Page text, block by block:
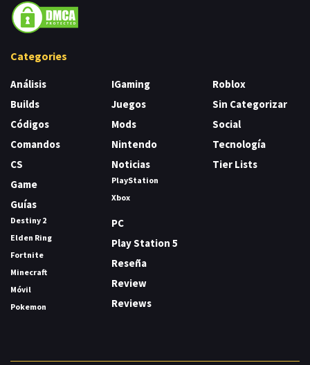
Categories
Análisis
Builds
Códigos
Comandos
CS
Game
Guías
Destiny 2
Elden Ring
Fortnite
Minecraft
Móvil
Pokemon
IGaming
Juegos
Mods
Nintendo
Noticias
PlayStation
Xbox
PC
Play Station 5
Reseña
Review
Reviews
Roblox
Sin Categorizar
Social
Tecnología
Tier Lists